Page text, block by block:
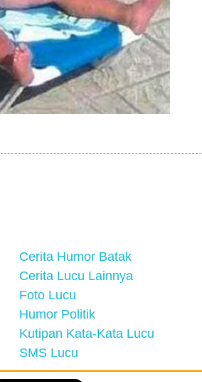
Cerita Humor Batak
Cerita Lucu Lainnya
Foto Lucu
Humor Politik
Kutipan Kata-Kata Lucu
SMS Lucu